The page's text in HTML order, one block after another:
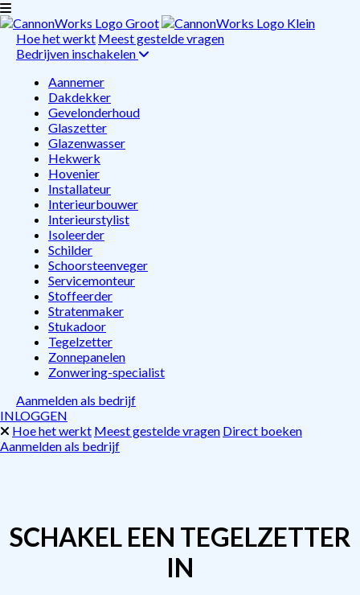
Hoe het werkt Meest gestelde vragen
Bedrijven inschakelen
Aannemer
Dakdekker
Gevelonderhoud
Glaszetter
Glazenwasser
Hekwerk
Hovenier
Installateur
Interieurbouwer
Interieurstylist
Isoleerder
Schilder
Schoorsteenveger
Servicemonteur
Stoffeerder
Stratenmaker
Stukadoor
Tegelzetter
Zonnepanelen
Zonwering-specialist
Aanmelden als bedrijf
INLOGGEN
Hoe het werkt Meest gestelde vragen Direct boeken
Aanmelden als bedrijf
SCHAKEL EEN TEGELZETTER
IN